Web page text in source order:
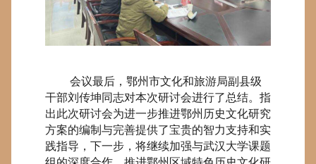
会议最后，鄂州市文化和旅游局副县级
干部刘传坤同志对本次研讨会进行了总结。指
出此次研讨会为进一步推进鄂州历史文化研究
方案的编制与完善提供了宝贵的智力支持和实
践指导，下一步，将继续加强与武汉大学课题